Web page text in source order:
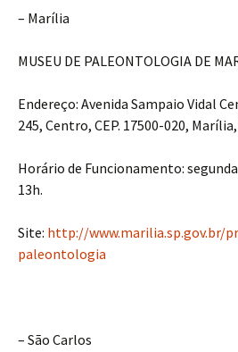
– Marília
MUSEU DE PALEONTOLOGIA DE
Endereço: Avenida Sampaio Vidal
245, Centro, CEP. 17500-020, Marília,
Horário de Funcionamento:
13h.
Site: http://www.marilia.sp.gov.br/
paleontologia
– São Carlos